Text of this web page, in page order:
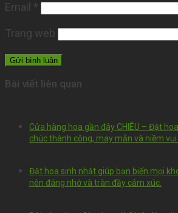
Email *
Trang web
Bài viết liên quan
Cửa hàng hoa gần đây CHIÊU – Đặt
chúc thành công, may mắn và niềm vui
Đặt hoa sinh nhật giúp bạn biến mọi
nên đáng nhớ và tràn đầy cảm xúc.